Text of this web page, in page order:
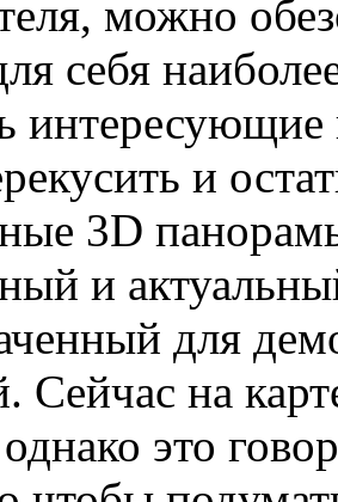
можно
себя
и
3D
и
для
Сейчас на
это